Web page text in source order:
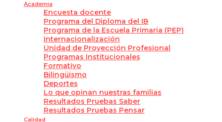
Academia
Encuesta docente
Programa del Diploma del IB
Programa de la Escuela Primaria (PEP)
Internacionalización
Unidad de Proyección Profesional
Programas Institucionales
Formativo
Bilingüismo
Deportes
Lo que opinan nuestras familias
Resultados Pruebas Saber
Resultados Pruebas Pensar
Calidad